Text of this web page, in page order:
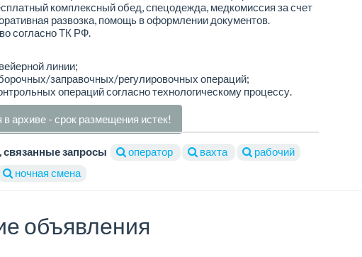
комплексный обед, спецодежда, медкомиссия за счет
развозка, помощь в оформлении документов.
согласно ТК РФ.
линии;
заправочных/регулировочных операций;
операций согласно технологическому процессу.
в архиве - срок размещения истек!
связанные запросы оператор вахта
рабочий
ночная смена
объявления